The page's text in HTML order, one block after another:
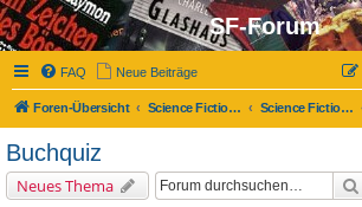
SF-Forum
FAQ Neue Beiträge
Foren-Übersicht Science Fiction-Forum Science Fiction, Fantasy und Co.
Buchquiz
Neues Thema